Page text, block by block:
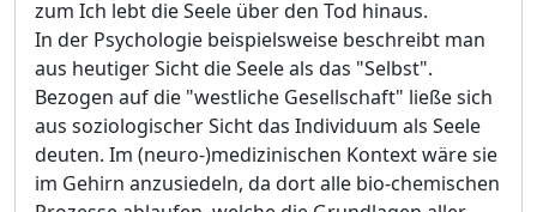
zum Ich lebt die Seele über den Tod hinaus.
In der Psychologie beispielsweise beschreibt man
aus heutiger Sicht die Seele als das "Selbst".
Bezogen auf die "westliche Gesellschaft" ließe sich
aus soziologischer Sicht das Individuum als Seele
deuten. Im (neuro-)medizinischen Kontext wäre sie
im Gehirn anzusiedeln, da dort alle bio-chemischen